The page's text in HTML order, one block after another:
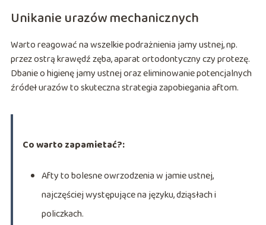
Unikanie urazów mechanicznych
Warto reagować na wszelkie podrażnienia jamy ustnej, np.
przez ostrą krawędź zęba, aparat ortodontyczny czy protezę.
Dbanie o higienę jamy ustnej oraz eliminowanie potencjalnych
źródeł urazów to skuteczna strategia zapobiegania aftom.
Co warto zapamietać?:
Afty to bolesne owrzodzenia w jamie ustnej,
najczęściej występujące na języku, dziąsłach i
policzkach.